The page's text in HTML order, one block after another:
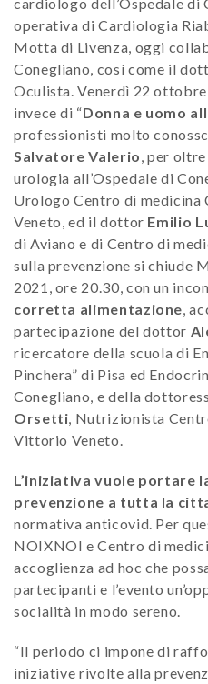
operativa di Cardiologia
Motta di Livenza, oggi
Conegliano, così come il
Oculista. Venerdì 22
invece di “Donna e uomo
professionisti molto
Salvatore Valerio, per
urologia all’Ospedale di
Urologo Centro di medicina
Veneto, ed il dottor Emilio
di Aviano e di Centro di
sulla prevenzione si chiude
2021, ore 20.30, con un
corretta alimentazione,
partecipazione del dottor
ricercatore della scuola di
Pinchera” di Pisa ed
Conegliano, e della
Orsetti, Nutrizionista
Vittorio Veneto.
L’iniziativa vuole portare
prevenzione a tutta la
normativa anticovid. Per
NOIXNOI e Centro di
accoglienza ad hoc che
partecipanti e l’evento
socialità in modo sereno.
“Il periodo ci impone di
iniziative rivolte alla